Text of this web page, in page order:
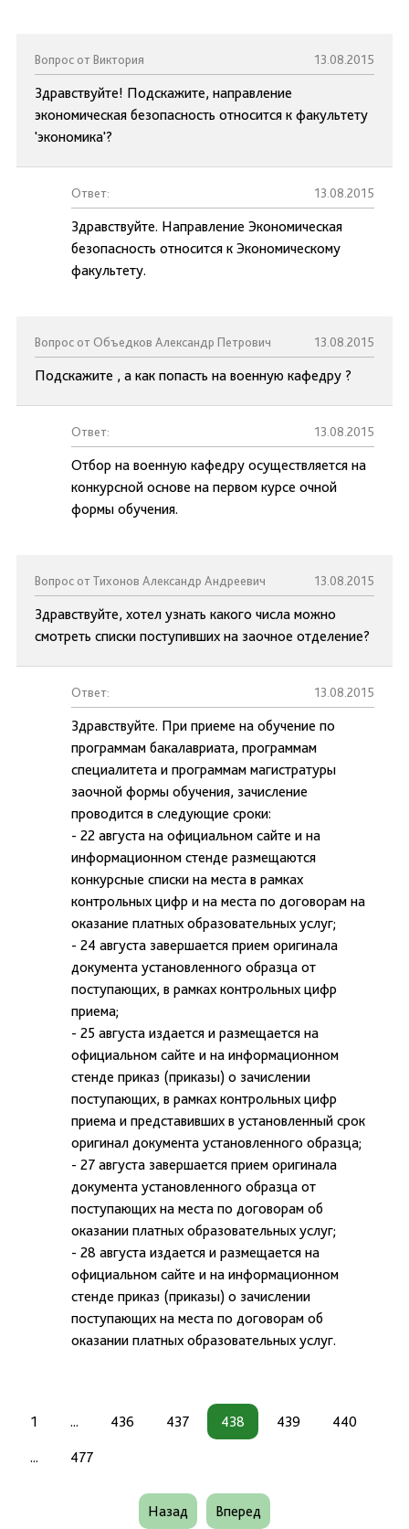
Вопрос от Виктория 13.08.2015
Здравствуйте! Подскажите, направление
экономическая безопасность относится к факультету
'экономика'?
Ответ: 13.08.2015
Здравствуйте. Направление Экономическая
безопасность относится к Экономическому
факультету.
Вопрос от Объедков Александр Петрович 13.08.2015
Подскажите , а как попасть на военную кафедру ?
Ответ: 13.08.2015
Отбор на военную кафедру осуществляется на
конкурсной основе на первом курсе очной
формы обучения.
Вопрос от Тихонов Александр Андреевич 13.08.2015
Здравствуйте, хотел узнать какого числа можно
смотреть списки поступивших на заочное отделение?
Ответ: 13.08.2015
Здравствуйте. При приеме на обучение по
программам бакалавриата, программам
специалитета и программам магистратуры
заочной формы обучения, зачисление
проводится в следующие сроки:
- 22 августа на официальном сайте и на
информационном стенде размещаются
конкурсные списки на места в рамках
контрольных цифр и на места по договорам на
оказание платных образовательных услуг;
- 24 августа завершается прием оригинала
документа установленного образца от
поступающих, в рамках контрольных цифр
приема;
- 25 августа издается и размещается на
официальном сайте и на информационном
стенде приказ (приказы) о зачислении
поступающих, в рамках контрольных цифр
приема и представивших в установленный срок
оригинал документа установленного образца;
- 27 августа завершается прием оригинала
документа установленного образца от
поступающих на места по договорам об
оказании платных образовательных услуг;
- 28 августа издается и размещается на
официальном сайте и на информационном
стенде приказ (приказы) о зачислении
поступающих на места по договорам об
оказании платных образовательных услуг.
1 ... 436 437 438 439 440
... 477
Назад Вперед